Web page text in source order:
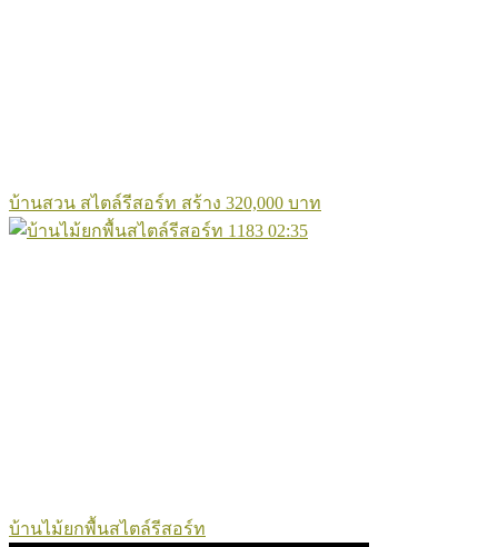
บ้านสวน สไตล์รีสอร์ท สร้าง 320,000 บาท
1183 02:35
บ้านไม้ยกพื้นสไตล์รีสอร์ท